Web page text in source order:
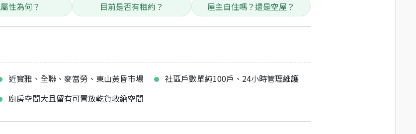
性為何？ 目前是否有租約？ 屋主自住嗎？還是空屋？
近寶雅、全聯、麥當勞、東山黃昏市場
社區戶數單純100戶、24小時管理維護
廚房空間大且留有可置放乾貨收納空間